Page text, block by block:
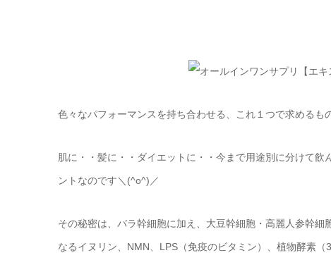
色々なパフォーマンスを持ち合わせる、これ１つで求めるも
肌に・・髪に・・ダイエットに・・今まで用途別に分けて
ントなのです＼(^o^)／
その秘密は、バラ幹細胞に加え、大豆幹細胞・高麗人参幹
なるイヌリン、NMN、LPS（免疫のビタミン）、植物酵素